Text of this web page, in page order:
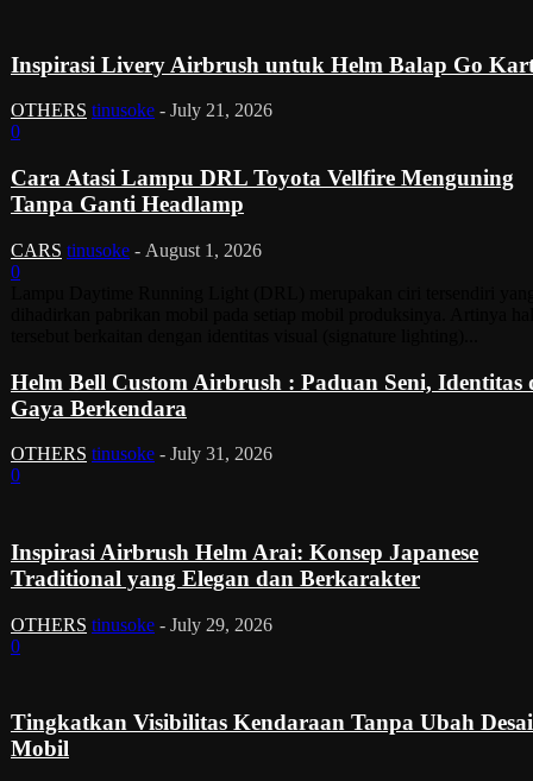
Inspirasi Livery Airbrush untuk Helm Balap Go
OTHERS tinusoke - July 21, 2026
0
Cara Atasi Lampu DRL Toyota Vellfire Menguning
Tanpa Ganti Headlamp
CARS tinusoke - August 1, 2026
0
Helm Bell Custom Airbrush : Paduan Seni, Identitas
Gaya Berkendara
OTHERS tinusoke - July 31, 2026
0
Inspirasi Airbrush Helm Arai: Konsep Japanese
Traditional yang Elegan dan Berkarakter
OTHERS tinusoke - July 29, 2026
0
Tingkatkan Visibilitas Kendaraan Tanpa Ubah
Mobil